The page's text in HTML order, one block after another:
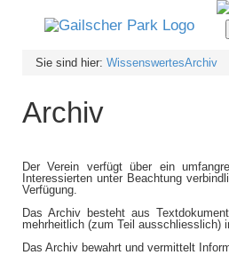
Sie sind hier: WissenswertesArchiv
Archiv
Der Verein verfügt über ein
Interessierten unter Beachtung
Verfügung.
Das Archiv besteht aus
mehrheitlich (zum Teil ausschliesslich)
Das Archiv bewahrt und vermittelt